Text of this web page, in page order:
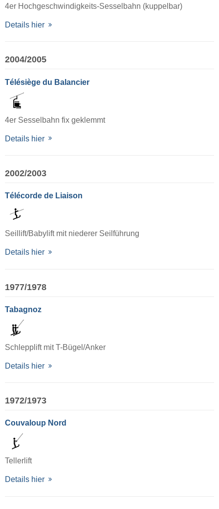
4er Hochgeschwindigkeits-Sesselbahn (kuppelbar)
Details hier
2004/2005
Télésiège du Balancier
4er Sesselbahn fix geklemmt
Details hier
2002/2003
Télécorde de Liaison
Seillift/Babylift mit niederer Seilführung
Details hier
1977/1978
Tabagnoz
Schlepplift mit T-Bügel/Anker
Details hier
1972/1973
Couvaloup Nord
Tellerlift
Details hier